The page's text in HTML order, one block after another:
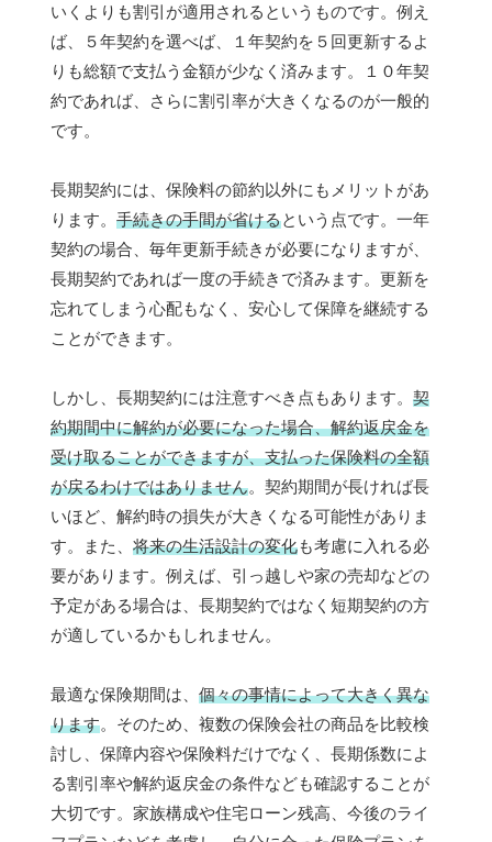
いくよりも割引が適用されるというものです。例え
ば、５年契約を選べば、１年契約を５回更新するよ
りも総額で支払う金額が少なく済みます。１０年契
約であれば、さらに割引率が大きくなるのが一般的
です。
長期契約には、保険料の節約以外にもメリットがあ
ります。 手続きの手間が省けるという点です。一年
契約の場合、毎年更新手続きが必要になりますが、
長期契約であれば一度の手続きで済みます。更新を
忘れてしまう心配もなく、安心して保障を継続する
ことができます。
しかし、長期契約には注意すべき点もあります。 契
約期間中に解約が必要になった場合、解約返戻金を
受け取ることができますが、支払った保険料の全額
が戻るわけではありません。契約期間が長ければ長
いほど、解約時の損失が大きくなる可能性がありま
す。また、 将来の生活設計の変化も考慮に入れる必
要があります。例えば、引っ越しや家の売却などの
予定がある場合は、長期契約ではなく短期契約の方
が適しているかもしれません。
最適な保険期間は、 個々の事情によって大きく異な
ります。そのため、複数の保険会社の商品を比較検
討し、保障内容や保険料だけでなく、長期係数によ
る割引率や解約返戻金の条件なども確認することが
大切です。家族構成や住宅ローン残高、今後のライ